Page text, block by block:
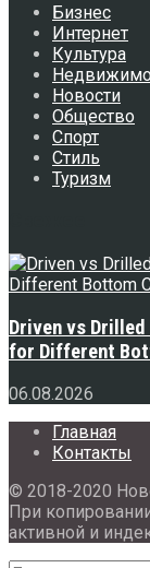
Бизнес
Интернет
Культура
Новости
Общество
Спорт
Стиль
Туризм
Driven vs
for Different
06.08.2026
Главная
Контакты
© 2018-2020
При
активной и